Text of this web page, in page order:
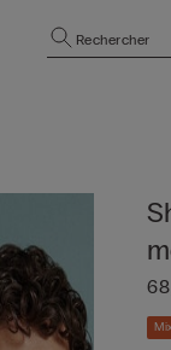
Rechercher